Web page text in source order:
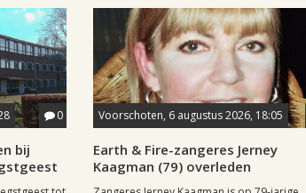
0
bij
Voorschoten, 6 augustus 2026, 18:05
Earth & Fire-zangeres Jerney
Kaagman (79) overleden